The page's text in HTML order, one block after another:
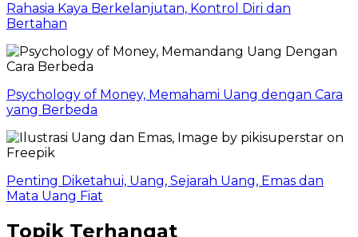
Rahasia Kaya Berkelanjutan, Kontrol Diri dan
Bertahan
Psychology of Money, Memahami Uang dengan Cara
yang Berbeda
Penting Diketahui, Uang, Sejarah Uang, Emas dan
Mata Uang Fiat
Topik Terhangat